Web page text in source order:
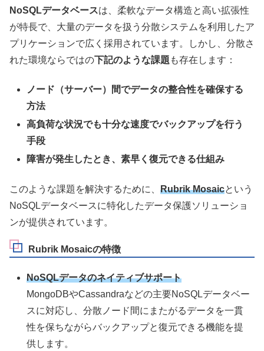
NoSQLデータベースは、柔軟なデータ構造と高い拡張性
が特長で、大量のデータを扱う分散システムを利用したア
プリケーションで広く採用されています。しかし、分散さ
れた環境ならではの下記のような課題 も存在します：
ノード（サーバー）間でデータの整合性を確保する
方法
高負荷な状況でも十分な速度でバックアップを行う
手段
障害が発生したとき、素早く復元できる仕組み
このような課題を解決するために、 Rubrik Mosaicという
NoSQLデータベースに特化したデータ保護ソリューショ
ンが提供されています。
Rubrik Mosaicの特徴
NoSQLデータのネイティブサポート
MongoDBやCassandraなどの主要NoSQLデータベー
スに対応し、分散ノード間にまたがるデータを一貫
性を保ちながらバックアップと復元できる機能を提
供します。